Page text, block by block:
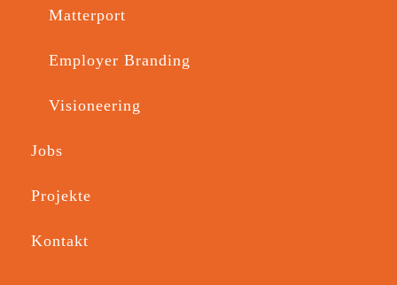
Direkt am Torfhaus im Harz hat die V&S
mit CUBE E-Bikes, Waschstation und allem,
Matterport
Employer Branding
Visioneering
Jobs
Projekte
Kontakt